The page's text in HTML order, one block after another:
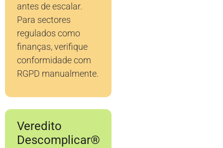
antes de escalar.
Para sectores
regulados como
finanças, verifique
conformidade com
RGPD manualmente.
Veredito
Descomplicar®